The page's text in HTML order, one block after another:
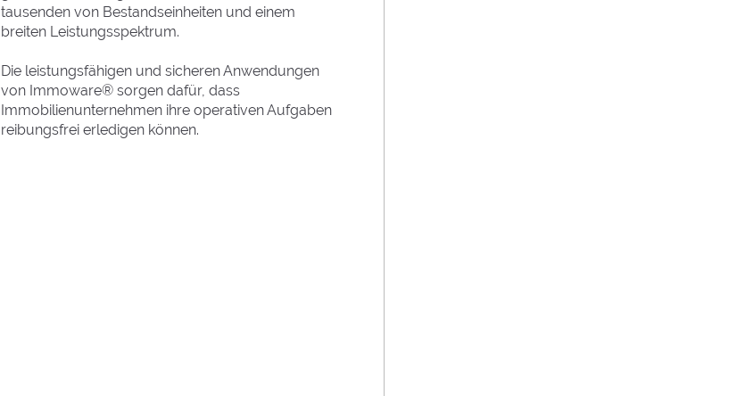
tausenden von Bestandseinheiten und einem
breiten Leistungsspektrum.
Die leistungsfähigen und sicheren Anwendungen
von Immoware® sorgen dafür, dass
Immobilienunternehmen ihre operativen Aufgaben
reibungsfrei erledigen können.